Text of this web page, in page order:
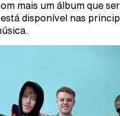
mais um álbum que
está disponível nas